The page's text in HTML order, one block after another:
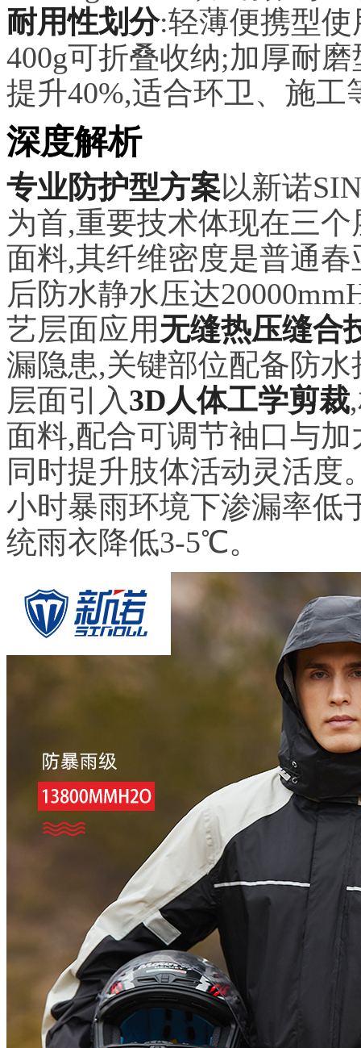
耐用性划分:轻薄便携型使
400g可折叠收纳;加厚耐
提升40%,适合环卫、施
深度解析
专业防护型方案以新诺
为首,重要技术体现在三
面料,其纤维密度是普通
后防水静水压达
艺层面应用无缝热压缝合
漏隐患,关键部位配备防
层面引入3D人体工学剪裁
面料,配合可调节袖口与
同时提升肢体活动灵活度
小时暴雨环境下渗漏率低
统雨衣降低3-5℃。